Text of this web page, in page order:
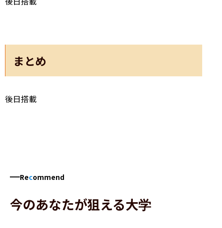
まとめ
後日搭載
Recommend
今のあなたが狙える大学